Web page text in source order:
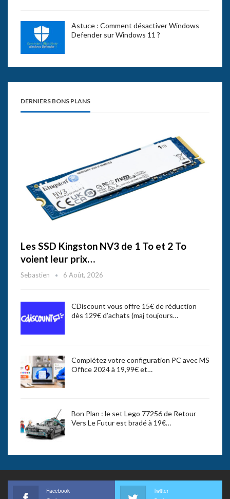
Astuce : Comment désactiver Windows
Defender sur Windows 11 ?
DERNIERS BONS PLANS
Les SSD Kingston NV3 de 1 To et 2 To
voient leur prix…
Sebastien 6 Août, 2026
CDiscount vous offre 15€ de réduction
dès 129€ d’achats (maj toujours…
Complétez votre configuration PC avec MS
Office 2024 à 19,99€ et…
Bon Plan : le set Lego 77256 de Retour
Vers Le Futur est bradé à 19€…
Facebook Twitter